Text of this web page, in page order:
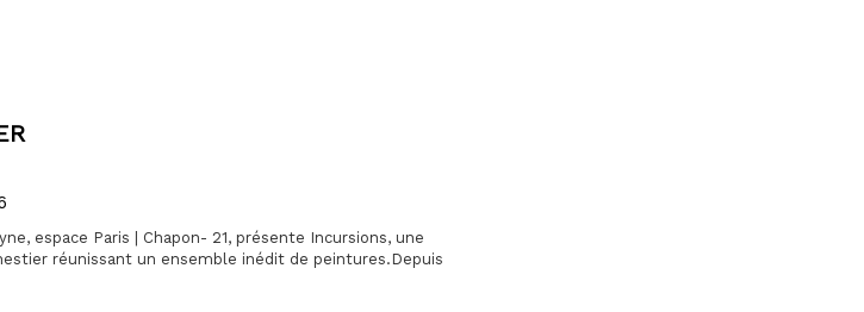
espace Paris | Chapon- 21, présente Incursions, une
réunissant un ensemble inédit de peintures.Depuis